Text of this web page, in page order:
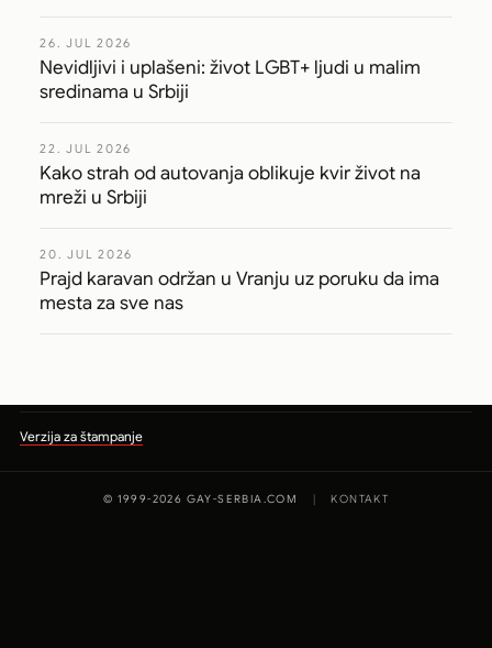
26. JUL 2026
Nevidljivi i uplašeni: život LGBT+ ljudi u malim
sredinama u Srbiji
22. JUL 2026
Kako strah od autovanja oblikuje kvir život na
mreži u Srbiji
20. JUL 2026
Prajd karavan održan u Vranju uz poruku da ima
mesta za sve nas
Verzija za štampanje
© 1999-2026 GAY-SERBIA.COM KONTAKT